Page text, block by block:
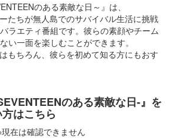
のある素敵な日～』は、
たちが無人島でのサバイバル生活に挑戦
ラエティ番組です。​彼らの素顔やチーム
い一面を楽しむことができます。​
もちろん、彼らを初めて知る方にもおす
のある素敵な日-』を
はこちら
在は確認できません